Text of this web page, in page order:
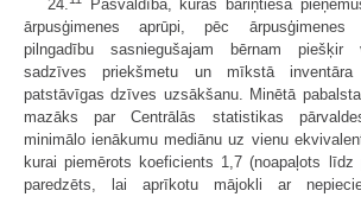
24.
Pašvaldība, kuras bāriņtiesa
ārpusģimenes aprūpi, pēc ārpusģimenes
pilngadību sasniegušajam bērnam piešķir
sadzīves priekšmetu un mīkstā
patstāvīgas dzīves uzsākšanu. Minētā
mazāks par Centrālās statistikas
minimālo ienākumu mediānu uz vienu
kurai piemērots koeficients 1,7 (noapaļots līdz
paredzēts, lai aprīkotu mājokli ar